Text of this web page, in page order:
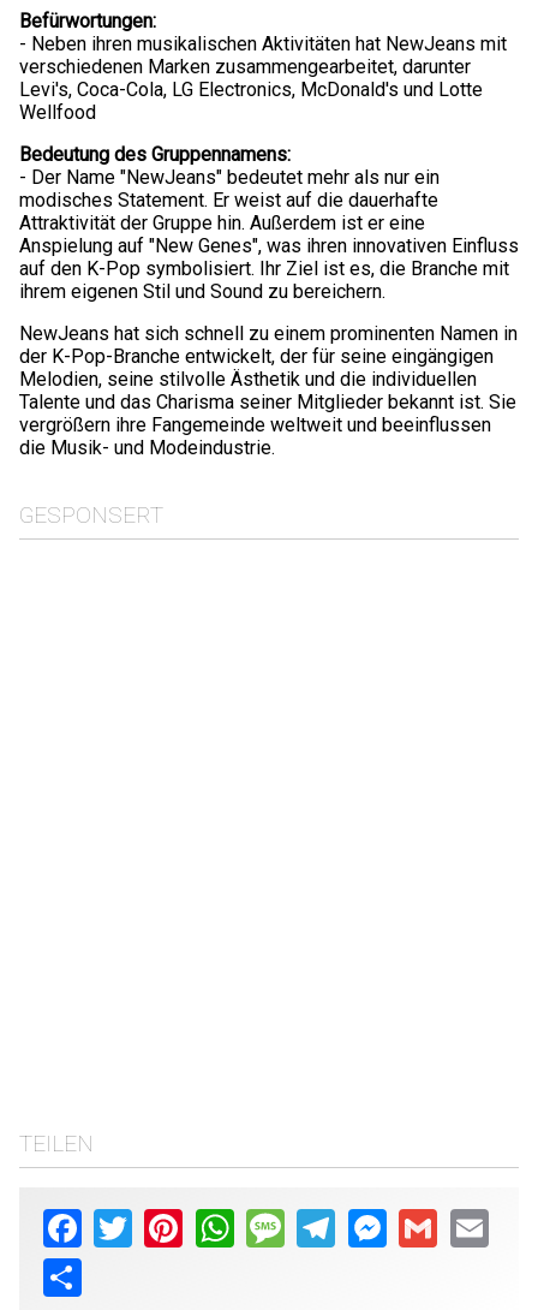
Befürwortungen:
- Neben ihren musikalischen Aktivitäten hat NewJeans mit
verschiedenen Marken zusammengearbeitet, darunter
Levi's, Coca-Cola, LG Electronics, McDonald's und Lotte
Wellfood
Bedeutung des Gruppennamens:
- Der Name "NewJeans" bedeutet mehr als nur ein
modisches Statement. Er weist auf die dauerhafte
Attraktivität der Gruppe hin. Außerdem ist er eine
Anspielung auf "New Genes", was ihren innovativen Einfluss
auf den K-Pop symbolisiert. Ihr Ziel ist es, die Branche mit
ihrem eigenen Stil und Sound zu bereichern.
NewJeans hat sich schnell zu einem prominenten Namen in
der K-Pop-Branche entwickelt, der für seine eingängigen
Melodien, seine stilvolle Ästhetik und die individuellen
Talente und das Charisma seiner Mitglieder bekannt ist. Sie
vergrößern ihre Fangemeinde weltweit und beeinflussen
die Musik- und Modeindustrie.
GESPONSERT
TEILEN
Facebook
Twitter PinterestWhatsAppMessageTelegramMessenger
Gmail Email
Share